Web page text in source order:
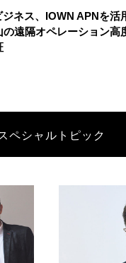
ネス、IOWN APNを活
の遠隔オペレーション高
ペシャルトピック